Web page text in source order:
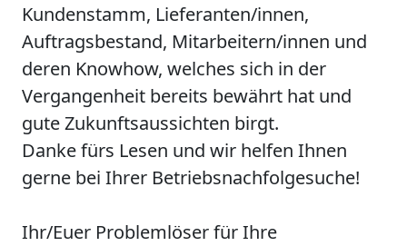
Kundenstamm, Lieferanten/innen,
Auftragsbestand, Mitarbeitern/innen und
deren Knowhow, welches sich in der
Vergangenheit bereits bewährt hat und
gute Zukunftsaussichten birgt.
Danke fürs Lesen und wir helfen Ihnen
gerne bei Ihrer Betriebsnachfolgesuche!
Ihr/Euer Problemlöser für Ihre